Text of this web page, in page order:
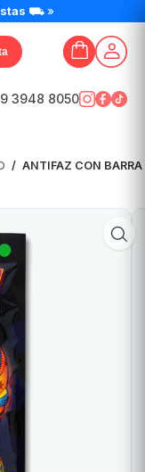
⛟ »
3948 8050
/ ANTIFAZ CON BARRA